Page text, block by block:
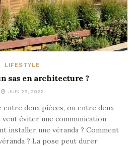
LIFESTYLE
sas en architecture ?
JUIN 29, 2022
deux pièces, ou entre deux
éviter une communication
installer une véranda ? Comment
? La pose peut durer